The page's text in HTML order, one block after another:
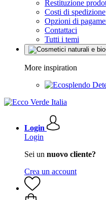
Restituzione
Costi di spedizione
Opzioni di
Contattaci
Tutti i temi
More inspiration
Login
Login
Sei un nuovo cliente?
Crea un account